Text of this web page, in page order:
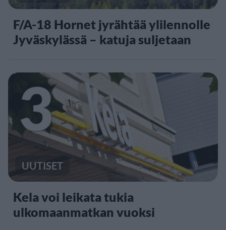
F/A-18 Hornet jyrähtää ylilennolle
Jyväskylässä – katuja suljetaan
3
UUTISET
Kela voi leikata tukia
ulkomaanmatkan vuoksi